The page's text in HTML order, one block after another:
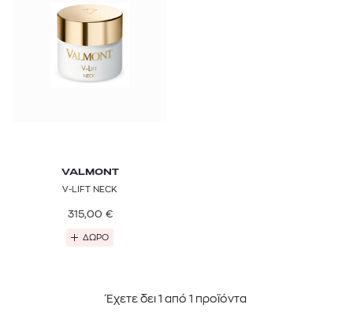
VALMONT
V-LIFT NECK
315,00 €
ΔΩΡΟ
Έχετε δει 1 από 1 προϊόντα